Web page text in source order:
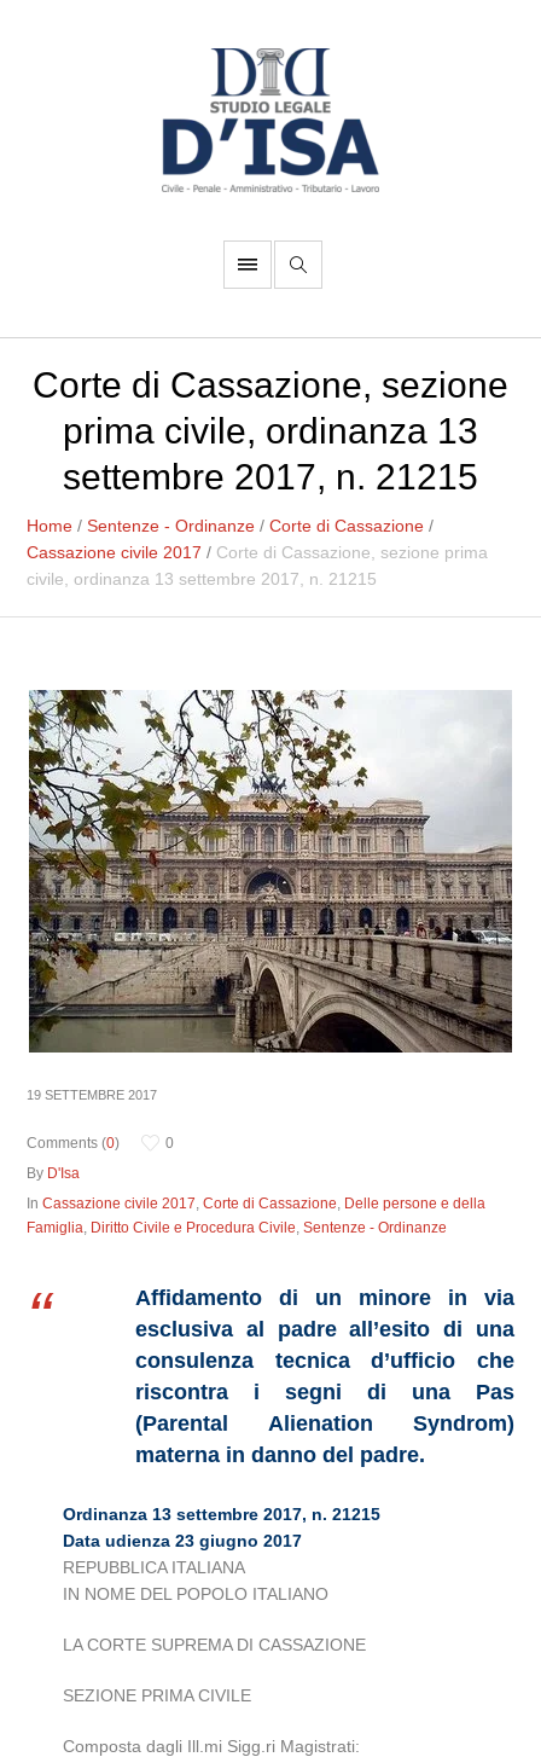
Corte di Cassazione, sezione
prima civile, ordinanza 13
settembre 2017, n. 21215
Home /Sentenze - Ordinanze /Corte di Cassazione /
Cassazione civile 2017 / Corte di Cassazione, sezione prima
civile, ordinanza 13 settembre 2017, n. 21215
19 SETTEMBRE 2017
Comments (0)
0
By D'Isa
InCassazione civile 2017,Corte di Cassazione, Delle persone e della
Famiglia, Diritto Civile e Procedura Civile,Sentenze - Ordinanze
Affidamento di un minore in via
esclusiva al padre all’esito di una
consulenza tecnica d’ufficio che
riscontra i segni di una Pas
(Parental Alienation Syndrom)
materna in danno del padre.
Ordinanza 13 settembre 2017, n. 21215
Data udienza 23 giugno 2017
REPUBBLICA ITALIANA
IN NOME DEL POPOLO ITALIANO
LA CORTE SUPREMA DI CASSAZIONE
SEZIONE PRIMA CIVILE
Composta dagli Ill.mi Sigg.ri Magistrati: